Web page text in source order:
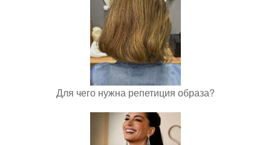
Для чего нужна репетиция образа?